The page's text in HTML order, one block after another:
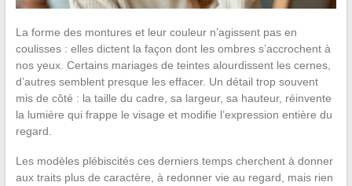
La forme des montures et leur couleur n’agissent pas en
coulisses : elles dictent la façon dont les ombres s’accrochent à
nos yeux. Certains mariages de teintes alourdissent les cernes,
d’autres semblent presque les effacer. Un détail trop souvent
mis de côté : la taille du cadre, sa largeur, sa hauteur, réinvente
la lumière qui frappe le visage et modifie l’expression entière du
regard.
Les modèles plébiscités ces derniers temps cherchent à donner
aux traits plus de caractère, à redonner vie au regard, mais rien